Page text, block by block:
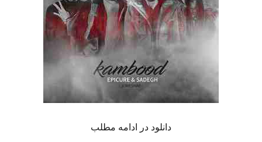
دانلود در ادامه مطلب